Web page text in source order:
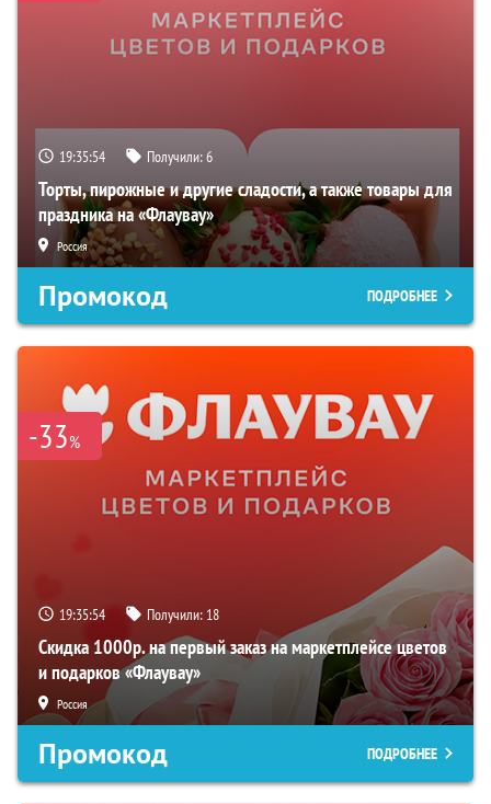
19:35:53 Получили:6
Торты, пирожные и другие сладости, а также товары для
праздника на «Флаувау»
Россия
Промокод ПОДРОБНЕЕ
-33%
19:35:53 Получили: 18
Скидка 1000р. на первый заказ на маркетплейсе цветов
и подарков «Флаувау»
Россия
Промокод ПОДРОБНЕЕ